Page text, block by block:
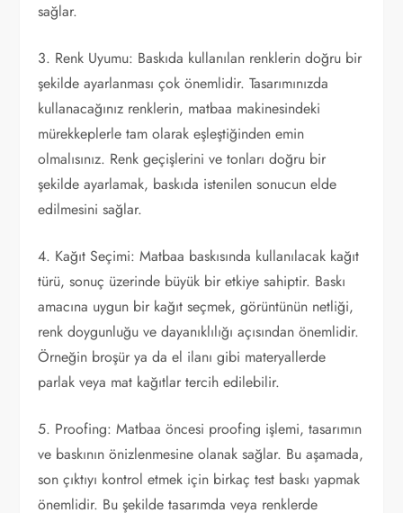
sağlar.
3. Renk Uyumu: Baskıda kullanılan renklerin doğru bir
şekilde ayarlanması çok önemlidir. Tasarımınızda
kullanacağınız renklerin, matbaa makinesindeki
mürekkeplerle tam olarak eşleştiğinden emin
olmalısınız. Renk geçişlerini ve tonları doğru bir
şekilde ayarlamak, baskıda istenilen sonucun elde
edilmesini sağlar.
4. Kağıt Seçimi: Matbaa baskısında kullanılacak kağıt
türü, sonuç üzerinde büyük bir etkiye sahiptir. Baskı
amacına uygun bir kağıt seçmek, görüntünün netliği,
renk doygunluğu ve dayanıklılığı açısından önemlidir.
Örneğin broşür ya da el ilanı gibi materyallerde
parlak veya mat kağıtlar tercih edilebilir.
5. Proofing: Matbaa öncesi proofing işlemi, tasarımın
ve baskının önizlenmesine olanak sağlar. Bu aşamada,
son çıktıyı kontrol etmek için birkaç test baskı yapmak
önemlidir. Bu şekilde tasarımda veya renklerde